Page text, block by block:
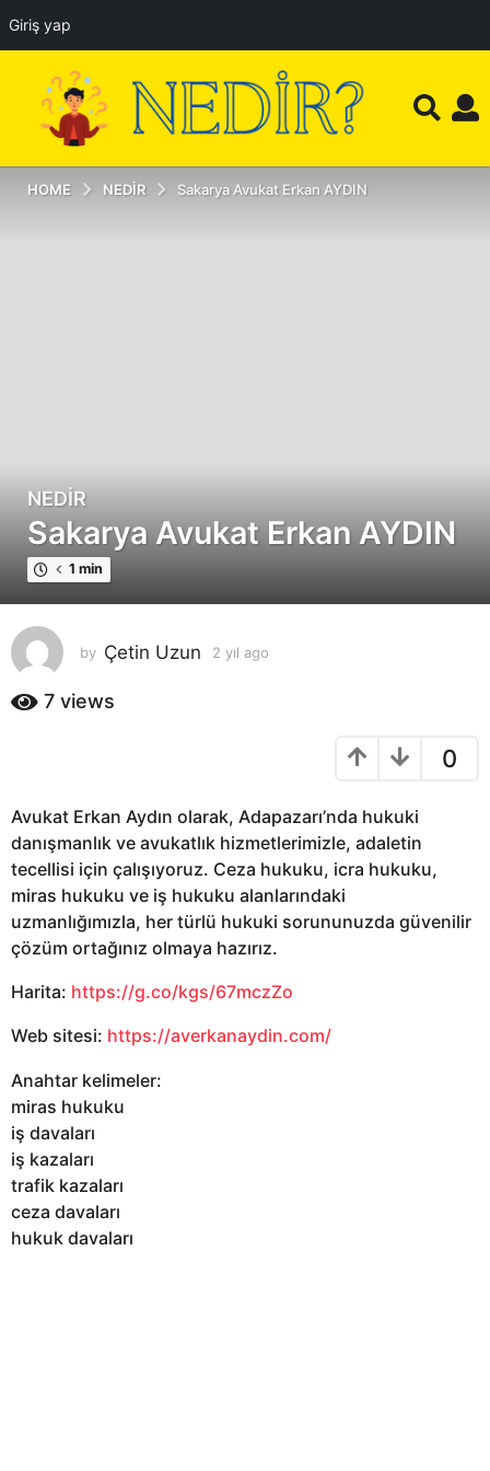
Giriş yap
HOME NEDIR Sakarya Avukat Erkan AYDIN
2
y
ı
l
a
g
o
y
g
o
NEDIR
Sakarya Avukat Erkan AYDIN
1 min
by Çetin Uzun 2 yıl ago
7 views
0
Avukat Erkan Aydın olarak, Adapazarı’nda hukuki
danışmanlık ve avukatlık hizmetlerimizle, adaletin
tecellisi için çalışıyoruz. Ceza hukuku, icra hukuku,
miras hukuku ve iş hukuku alanlarındaki
uzmanlığımızla, her türlü hukuki sorununuzda güvenilir
çözüm ortağınız olmaya hazırız.
Harita: https://g.co/kgs/67mczZo
Web sitesi: https://averkanaydin.com/
Anahtar kelimeler:
miras hukuku
iş davaları
iş kazaları
trafik kazaları
ceza davaları
hukuk davaları